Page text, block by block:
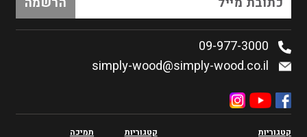
09-977-3000
simply-wood@simply-wood.co.il
קטגוריות קטגוריות תמיכה